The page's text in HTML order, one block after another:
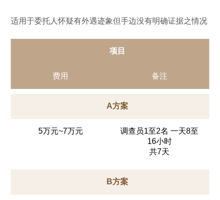
适用于委托人怀疑有外遇迹象但手边没有明确证据之情况
项目
费用 备注
A方案
5万元~7万元
调查员1至2名 一天8至
16小时
共7天
B方案